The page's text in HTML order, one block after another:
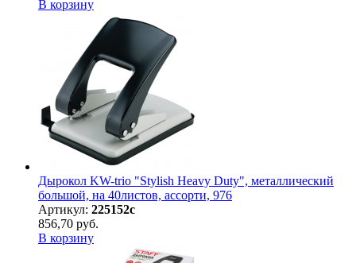
В корзину
Дырокол KW-trio "Stylish Heavy Duty", металлический
большой, на 40листов, ассорти, 976
Артикул: 225152с
856,70 руб.
В корзину